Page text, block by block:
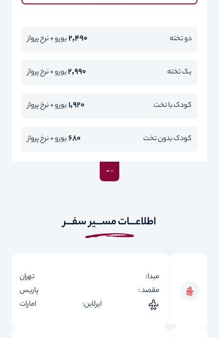
دو تخته 2,490یورو + نرخ پرواز
یک تخته 2,990یورو + نرخ پرواز
کودک با تخت 1,920یورو + نرخ پرواز
کودک بدون تخت 680یورو + نرخ پرواز
اطلاعـــات مســـیر سفـــر
مبدا:
تهران
مقصد :
پاریس
ایرلاین:
امارات